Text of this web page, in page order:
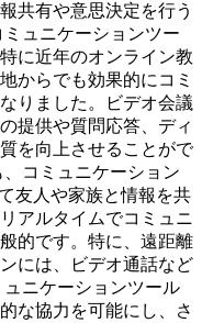
共有や意思決定を行う
ュニケーションツー
に近年のオンライン教
からでも効果的にコミ
りました。ビデオ会議
提供や質問応答、ディ
を向上させることがで
コミュニケーション
友人や家族と情報を共
アルタイムでコミュニ
的です。特に、遠距離
には、ビデオ通話など
ニケーションツール
な協力を可能にし、さ